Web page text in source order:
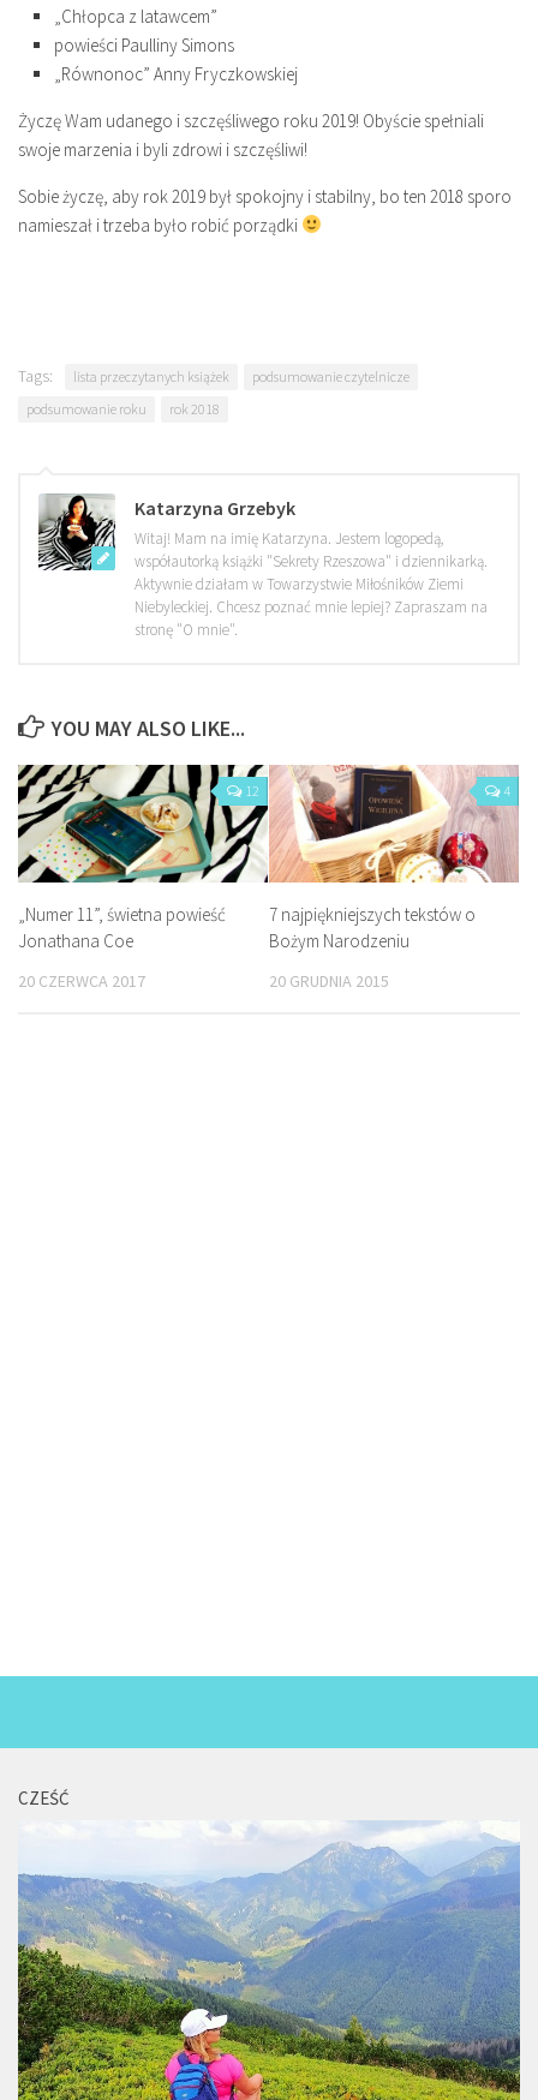
„Chłopca z latawcem”
powieści Paulliny Simons
„Równonoc” Anny Fryczkowskiej
Życzę Wam udanego i szczęśliwego roku 2019! Obyście spełniali
swoje marzenia i byli zdrowi i szczęśliwi!
Sobie życzę, aby rok 2019 był spokojny i stabilny, bo ten 2018 sporo
namieszał i trzeba było robić porządki
Tags: lista przeczytanych książek
podsumowanie czytelnicze
podsumowanie roku
rok 2018
Katarzyna Grzebyk
Witaj! Mam na imię Katarzyna. Jestem logopedą,
współautorką książki "Sekrety Rzeszowa" i dziennikarką.
Aktywnie działam w Towarzystwie Miłośników Ziemi
Niebyleckiej. Chcesz poznać mnie lepiej? Zapraszam na
stronę "O mnie".
YOU MAY ALSO LIKE...
12
„Numer 11”, świetna powieść
Jonathana Coe
20 CZERWCA 2017
4
7 najpiękniejszych tekstów o
Bożym Narodzeniu
20 GRUDNIA 2015
CZEŚĆ